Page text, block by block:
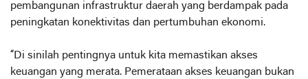
pembangunan infrastruktur daerah yang berdampak pada
peningkatan konektivitas dan pertumbuhan ekonomi.
“Di sinilah pentingnya untuk kita memastikan akses
keuangan yang merata. Pemerataan akses keuangan bukan